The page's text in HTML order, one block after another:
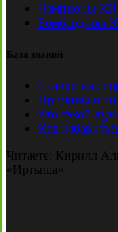
Чемпионы
Бомбардиры
База знаний
Ставки на
Причины и
Кто такой
Как
Читаете: Кирилл
«Иртыша»